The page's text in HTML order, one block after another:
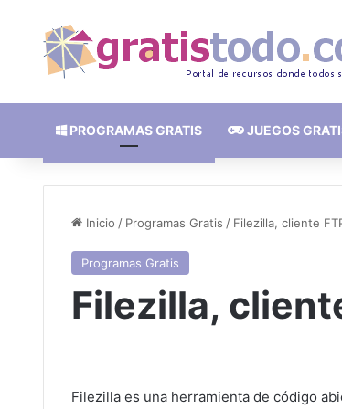
PROGRAMAS GRATIS JUEGOS
Inicio / Programas Gratis / Filezilla, cliente
Programas Gratis
Filezilla,
Filezilla es una herramienta de código